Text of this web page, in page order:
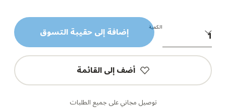
الكمية إضافة إلى حقيبة التسوق
أضف إلى القائمة
توصيل مجاني على جميع الطلبات